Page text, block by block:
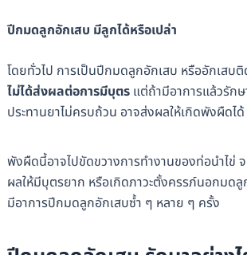
ปีกมดลูกอักเสบ มีลูกได้หรือเปล่า
โดยทั่วไป การเป็นปีกมดลูกอักเสบ หรืออักเสบติ
ไม่ได้ส่งผลต่อการมีบุตรแต่ถ้ามีอาการแล้วรัก
ประทานยาไม่ครบถ้วน อาจส่งผลให้เกิดพังผืดได้
พังผืดนี้อาจไปขัดขวางการทำงานของท่อนำไข่
ผลให้มีบุตรยาก หรือเกิดภาวะตั้งครรภ์นอกมดลู
มีอาการปีกมดลูกอักเสบซ้ำ ๆ หลาย ๆ ครั้ง